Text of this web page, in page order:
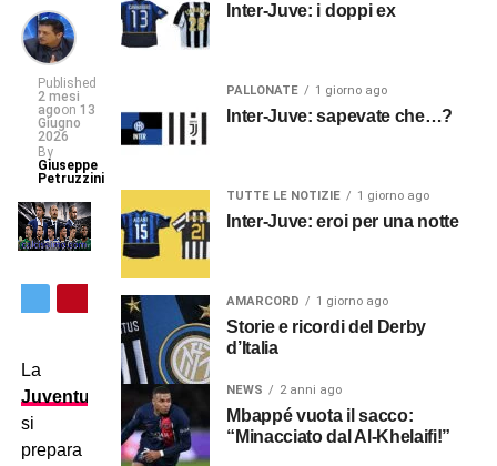
Published
2 mesi
agoon 13
Giugno
2026
By
Giuseppe
Petruzzini
La
Juventus
si
prepara
Inter-Juve: i doppi ex
PALLONATE 1 giorno ago
Inter-Juve: sapevate che…?
TUTTE LE NOTIZIE 1 giorno ago
Inter-Juve: eroi per una notte
AMARCORD 1 giorno ago
Storie e ricordi del Derby
d’Italia
NEWS 2 anni ago
Mbappé vuota il sacco:
“Minacciato dal Al-Khelaifi!”